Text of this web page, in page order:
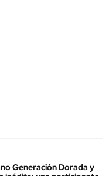
Generación Dorada y